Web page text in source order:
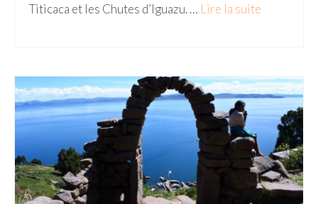
Munich
Portugal
Lisbonne
Royaume-Uni
GUIDES FOOD
Titicaca et les Chutes d’Iguazu. … Lire la suite­­